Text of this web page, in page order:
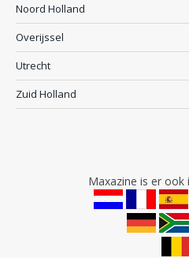
Noord Holland
Overijssel
Utrecht
Zuid Holland
Maxazine is er ook